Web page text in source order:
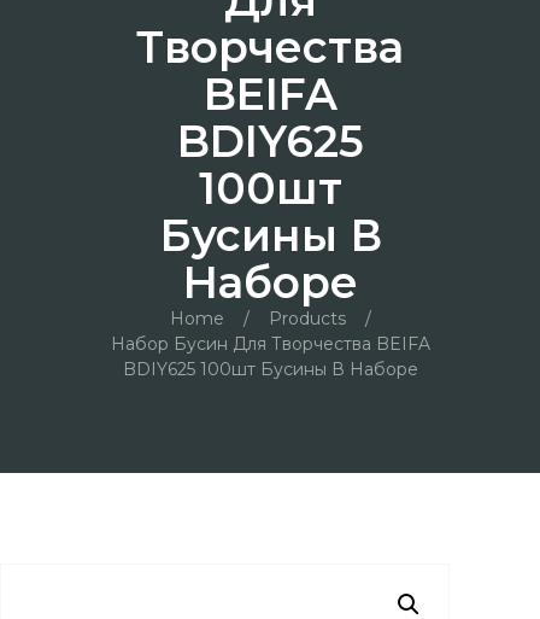
Творчества
BEIFA
BDIY625
100шт
Бусины В
Наборе
Home / Products
/
Набор Бусин Для Творчества BEIFA
BDIY625 100шт Бусины В Наборе